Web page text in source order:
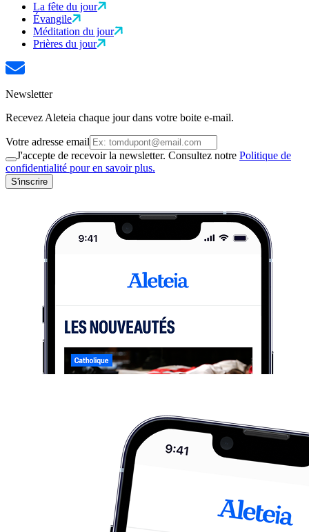
La fête du jour
Évangile
Méditation du jour
Prières du jour
Newsletter
Recevez Aleteia chaque jour dans votre boite e-mail.
Votre adresse email
J'accepte de recevoir la newsletter. Consultez notre Politique de
confidentialité pour en savoir plus.
S'inscrire